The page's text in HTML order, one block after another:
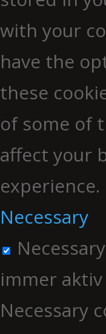
with your
have the
these
of some of
affect your
experience.
Necessary
Necessary
immer aktiv
Necessary